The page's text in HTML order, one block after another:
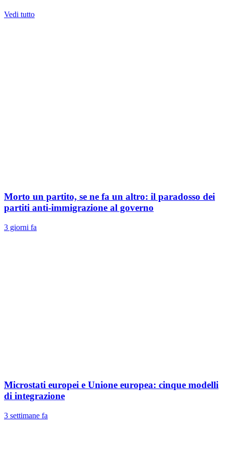
Vedi tutto
Morto un partito, se ne fa un altro: il paradosso dei
partiti anti-immigrazione al governo
3 giorni fa
Microstati europei e Unione europea: cinque modelli
di integrazione
3 settimane fa